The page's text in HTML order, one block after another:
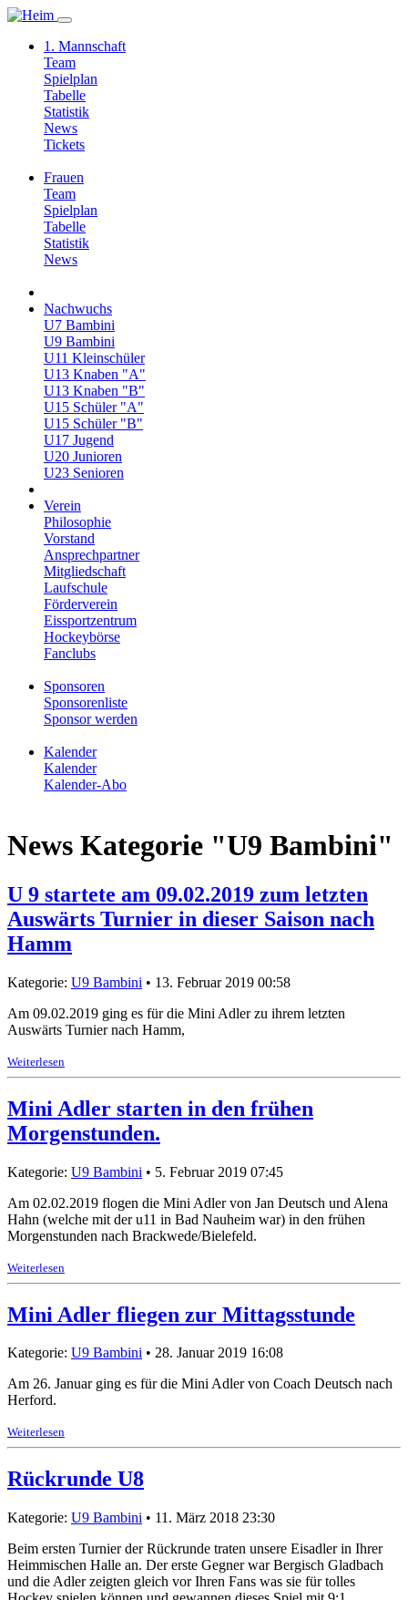
1. Mannschaft
Team
Spielplan
Tabelle
Statistik
News
Tickets
Frauen
Team
Spielplan
Tabelle
Statistik
News
Nachwuchs
U7 Bambini
U9 Bambini
U11 Kleinschüler
U13 Knaben "A"
U13 Knaben "B"
U15 Schüler "A"
U15 Schüler "B"
U17 Jugend
U20 Junioren
U23 Senioren
Verein
Philosophie
Vorstand
Ansprechpartner
Mitgliedschaft
Laufschule
Förderverein
Eissportzentrum
Hockeybörse
Fanclubs
Sponsoren
Sponsorenliste
Sponsor werden
Kalender
Kalender
Kalender-Abo
News Kategorie "U9 Bambini"
U 9 startete am 09.02.2019 zum letzten
Auswärts Turnier in dieser Saison nach
Hamm
Kategorie: U9 Bambini • 13. Februar 2019 00:58
Am 09.02.2019 ging es für die Mini Adler zu ihrem letzten
Auswärts Turnier nach Hamm,
Weiterlesen
Mini Adler starten in den frühen
Morgenstunden.
Kategorie: U9 Bambini • 5. Februar 2019 07:45
Am 02.02.2019 flogen die Mini Adler von Jan Deutsch und Alena
Hahn (welche mit der u11 in Bad Nauheim war) in den frühen
Morgenstunden nach Brackwede/Bielefeld.
Weiterlesen
Mini Adler fliegen zur Mittagsstunde
Kategorie: U9 Bambini • 28. Januar 2019 16:08
Am 26. Januar ging es für die Mini Adler von Coach Deutsch nach
Herford.
Weiterlesen
Rückrunde U8
Kategorie: U9 Bambini • 11. März 2018 23:30
Beim ersten Turnier der Rückrunde traten unsere Eisadler in Ihrer
Heimmischen Halle an. Der erste Gegner war Bergisch Gladbach
und die Adler zeigten gleich vor Ihren Fans was sie für tolles